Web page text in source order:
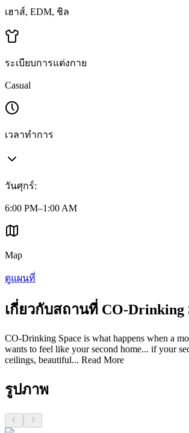
เฮาส์, EDM, ชิล
ระเบียบการแต่งกาย
Casual
เวลาทำการ
วันศุกร์:
6:00 PM–1:00 AM
Map
ดูแผนที่
เกี่ยวกับสถานที่ CO-Drinking
CO-Drinking Space is what happens when a
wants to feel like your second home... if your
ceilings, beautiful... Read More
รูปภาพ